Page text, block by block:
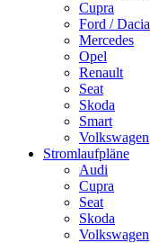
Cupra
Ford / Dacia
Mercedes
Opel
Renault
Seat
Skoda
Smart
Volkswagen
Stromlaufpläne
Audi
Cupra
Seat
Skoda
Volkswagen